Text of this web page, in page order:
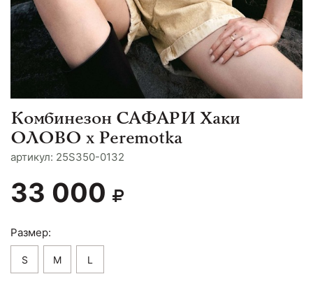
Комбинезон САФАРИ Хаки
ОЛОВО х Peremotka
aртикул: 25S350-0132
33 000
Размер:
S M L